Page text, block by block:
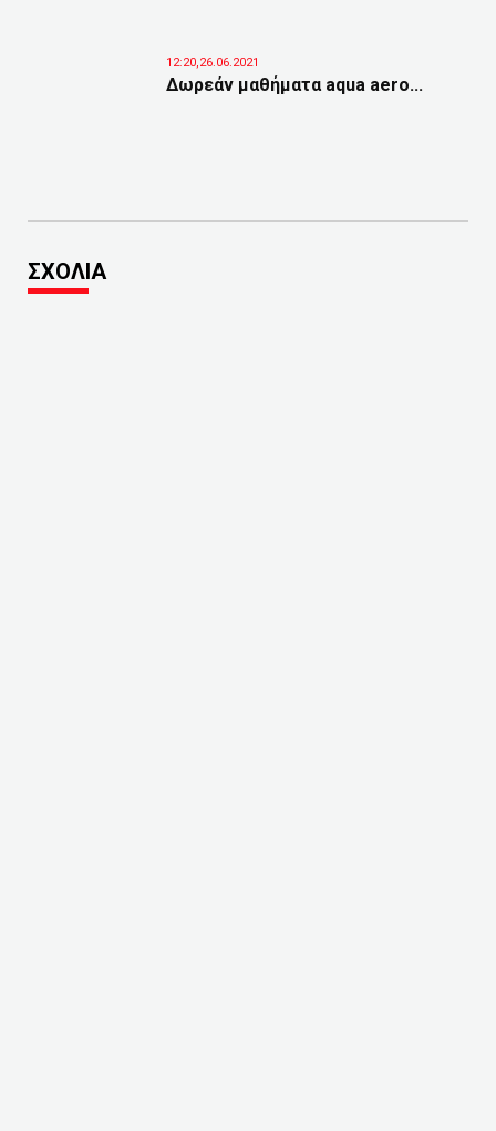
12:20,26.06.2021
Δωρεάν μαθήματα aqua aero...
ΣΧΟΛΙΑ